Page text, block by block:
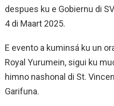
despues ku e Gobiernu di
4 di Maart 2025.
E evento a kuminsá ku un
Royal Yurumein, sigui ku
himno nashonal di St.
Garifuna.